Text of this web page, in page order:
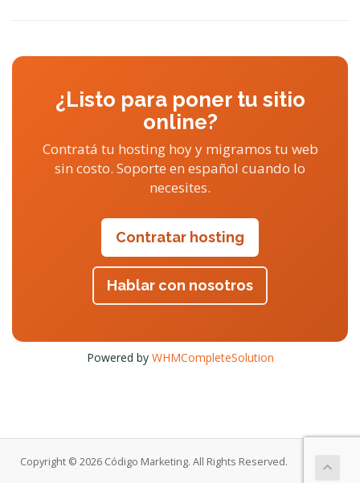
¿Listo para poner tu sitio
online?
Contratá tu hosting hoy y migramos tu web
sin costo. Soporte en español cuando lo
necesites.
Contratar hosting
Hablar con nosotros
Powered by WHMCompleteSolution
Copyright © 2026 Código Marketing. All Rights Reserved.